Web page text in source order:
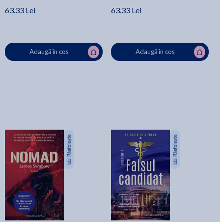
63.33 Lei
Adaugă în coș
63.33 Lei
Adaugă în coș